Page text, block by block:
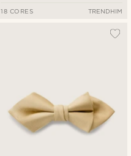
18 CORES TRENDHIM